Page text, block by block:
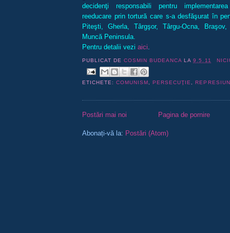
decidenţi responsabili pentru
reeducare prin tortură care s-a desfăşurat în
Piteşti, Gherla, Târgşor, Târgu-Ocna,
Muncă Peninsula.
Pentru detalii vezi aici
PUBLICAT DECOSMIN BUDEANCA LA9.5.11
ETICHETE:COMUNISM,PERSECUŢIE,
Postări mai noi Pagina de pornire
Abonați-vă la: Postări (Atom)